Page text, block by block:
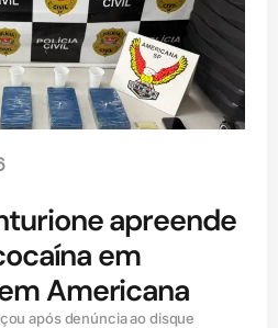
apreende
em
Americana
após denúncia ao disque